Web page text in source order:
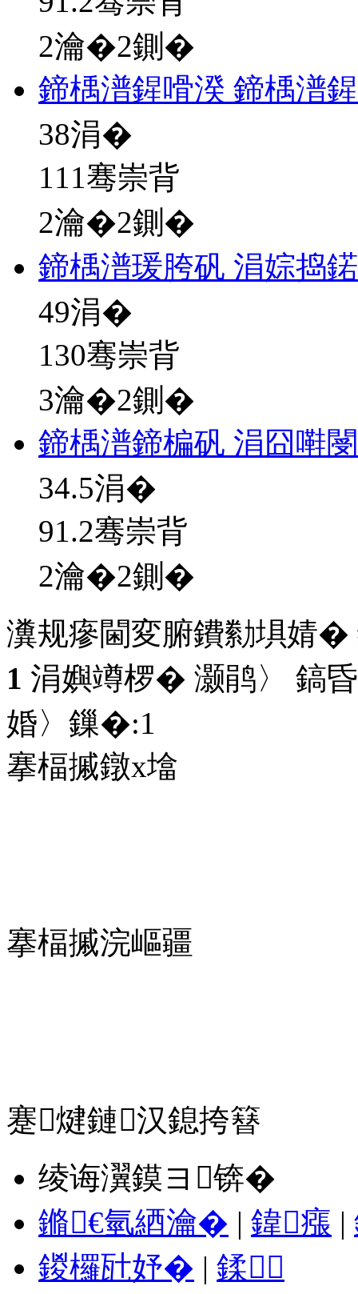
2瀹�2鍘�
鍗楀潽鍟嗗湀 鍗楀潽
38涓�
111骞崇背
2瀹�2鍘�
鍗楀潽瑗胯矾 涓婃捣
49涓�
130骞崇背
3瀹�2鍘�
鍗楀潽鍗楄矾 涓囧嚡
34.5涓�
91.2骞崇背
2瀹�2鍘�
瀵规瘮閫変腑鐨勬埧婧�
1 涓嬩竴椤� 灏鹃〉 鎬
婚〉鏁�:1
搴楅摵鐓х墖
搴楅摵浣嶇疆
蹇煡鏈汉鎴挎簮
绫诲瀷鏌ヨ锛�
鏅€氫綇瀹� | 鍏瘬 |
鍐欏瓧妤� | 鍒